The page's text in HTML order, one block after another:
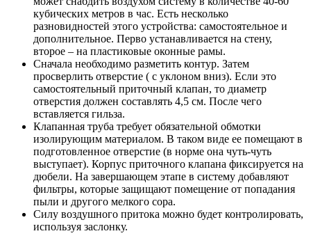
кубических метров в час. Есть несколько
разновидностей этого устройства: самостоятельное и
дополнительное. Перво устанавливается на стену,
второе – на пластиковые оконные рамы.
Сначала необходимо разметить контур. Затем
просверлить отверстие ( с уклоном вниз). Если это
самостоятельный приточный клапан, то диаметр
отверстия должен составлять 4,5 см. После чего
вставляется гильза.
Клапанная труба требует обязательной обмотки
изолирующим материалом. В таком виде ее помещают в
подготовленное отверстие (в норме она чуть-чуть
выступает). Корпус приточного клапана фиксируется на
дюбели. На завершающем этапе в систему добавляют
фильтры, которые защищают помещение от попадания
пыли и другого мелкого сора.
Силу воздушного притока можно будет контролировать,
используя заслонку.